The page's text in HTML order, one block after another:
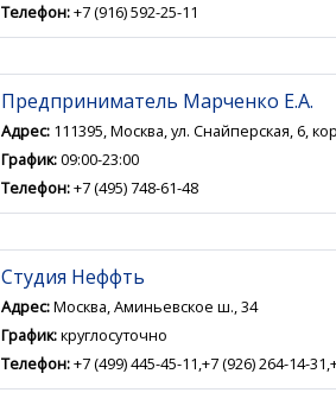
Телефон:+7 (916) 592-25-11
Предприниматель Марченко Е.А.
Адрес: 111395, Москва, ул. Снайперская, 6,
График:09:00-23:00
Телефон:+7 (495) 748-61-48
Студия Неффть
Адрес:Москва, Аминьевское ш., 34
График:круглосуточно
Телефон:+7 (499) 445-45-11,+7 (926) 264-14-